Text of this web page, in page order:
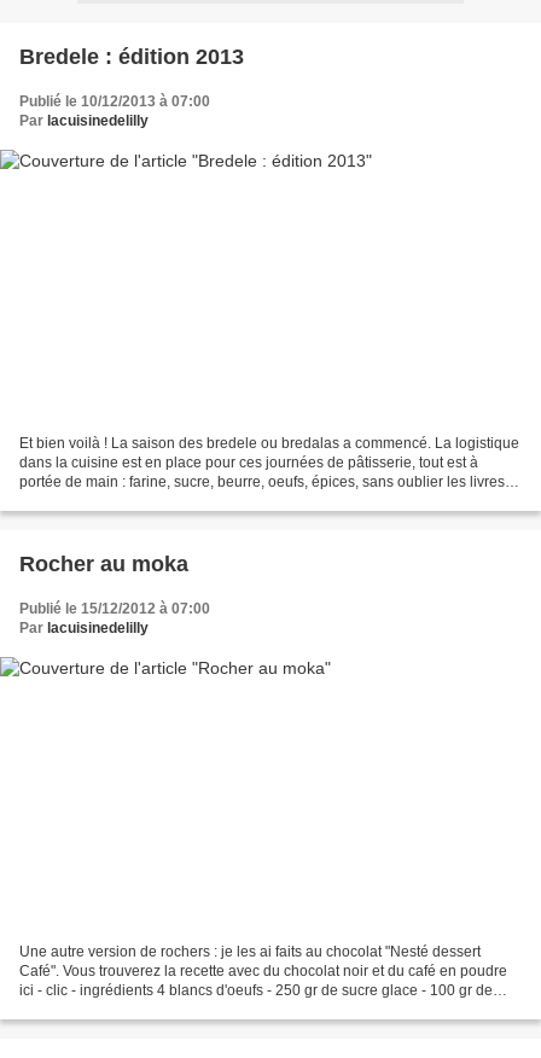
Bredele : édition 2013
Publié le 10/12/2013 à 07:00
Par lacuisinedelilly
Et bien voilà ! La saison des bredele ou bredalas a commencé. La logistique
dans la cuisine est en place pour ces journées de pâtisserie, tout est à
portée de main : farine, sucre, beurre, oeufs, épices, sans oublier les livres
Rocher au moka
Publié le 15/12/2012 à 07:00
Par lacuisinedelilly
Une autre version de rochers : je les ai faits au chocolat "Nesté dessert
Café". Vous trouverez la recette avec du chocolat noir et du café en poudre
ici - clic - ingrédients 4 blancs d'oeufs - 250 gr de sucre glace - 100 gr de